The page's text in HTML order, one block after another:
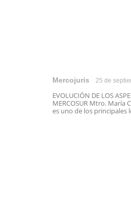
Mercojuris 25 de
EVOLUCIÓN DE LOS
MERCOSUR Mtro. María
es uno de los principales